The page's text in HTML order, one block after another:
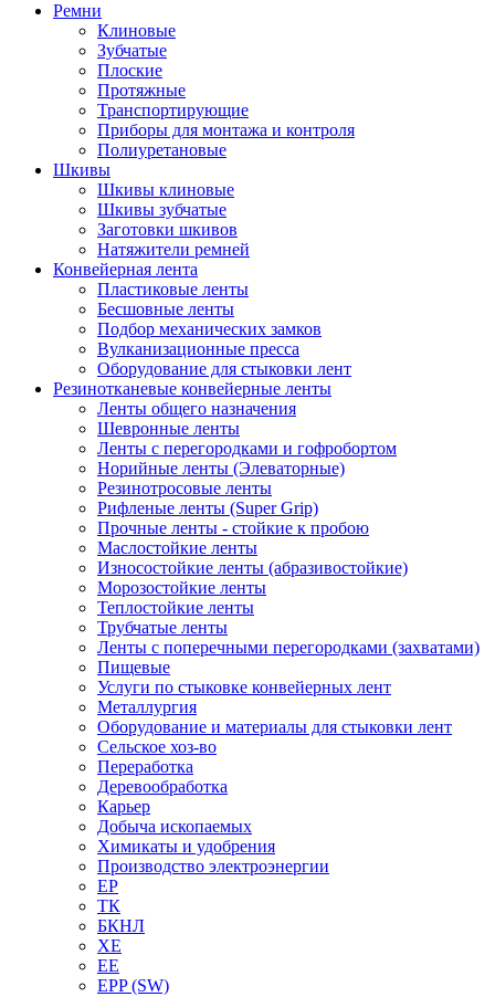
Ремни
Клиновые
Зубчатые
Плоские
Протяжные
Транспортирующие
Приборы для монтажа и контроля
Полиуретановые
Шкивы
Шкивы клиновые
Шкивы зубчатые
Заготовки шкивов
Натяжители ремней
Конвейерная лента
Пластиковые ленты
Бесшовные ленты
Подбор механических замков
Вулканизационные пресса
Оборудование для стыковки лент
Резинотканевые конвейерные ленты
Ленты общего назначения
Шевронные ленты
Ленты с перегородками и гофробортом
Норийные ленты (Элеваторные)
Резинотросовые ленты
Рифленые ленты (Super Grip)
Прочные ленты - стойкие к пробою
Маслостойкие ленты
Износостойкие ленты (абразивостойкие)
Морозостойкие ленты
Теплостойкие ленты
Трубчатые ленты
Ленты с поперечными перегородками (захватами)
Пищевые
Услуги по стыковке конвейерных лент
Металлургия
Оборудование и материалы для стыковки лент
Сельское хоз-во
Переработка
Деревообработка
Карьер
Добыча ископаемых
Химикаты и удобрения
Производство электроэнергии
EP
ТК
БКНЛ
XE
EE
EPP (SW)